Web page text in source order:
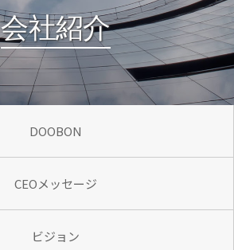
会社紹介
DOOBON
CEOメッセージ
ビジョン